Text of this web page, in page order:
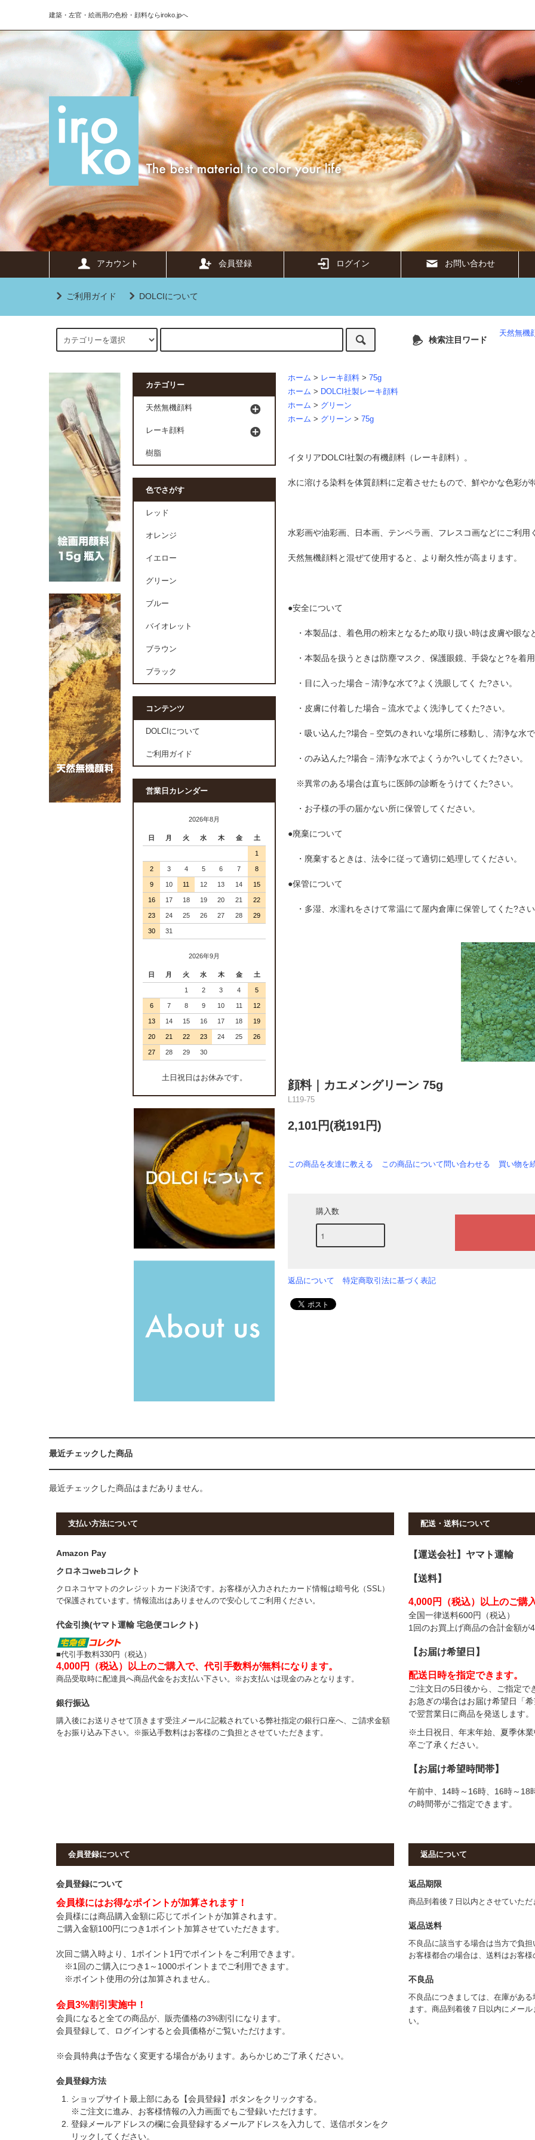
建築・左官・絵画用の色粉・顔料ならiroko.jpへ
アカウント 会員登録 ログイン お問い合わせ
ご利用ガイド DOLCIについて
検索注目ワード
天然無機
ホーム > レーキ顔料 > 75g
ホーム > DOLCI社製レーキ顔料
ホーム > グリーン
ホーム > グリーン > 75g
イタリアDOLCI社製の有機顔料（レーキ顔料）。
水に溶ける染料を体質顔料に定着させたもので、鮮やかな色彩が
水彩画や油彩画、日本画、テンペラ画、フレスコ画などにご利用
天然無機顔料と混ぜて使用すると、より耐久性が高まります。
●安全について
・本製品は、着色用の粉末となるため取り扱い時は皮膚や眼な
・本製品を扱うときは防塵マスク、保護眼鏡、手袋なと?を着
・目に入った場合－清浄な水て?よく洗眼してく た?さい。
・皮膚に付着した場合－流水でよく洗浄してくた?さい。
・吸い込んた?場合－空気のきれいな場所に移動し、清浄な水
・のみ込んた?場合－清浄な水でよくうか?いしてくた?さい。
※異常のある場合は直ちに医師の診断をうけてくた?さい。
・お子様の手の届かない所に保管してください。
●廃棄について
・廃棄するときは、法令に従って適切に処理してください。
●保管について
・多湿、水濡れをさけて常温にて屋内倉庫に保管してくた?さ
顔料｜カエメングリーン 75g
L119-75
2,101円(税191円)
この商品を友達に教える この商品について問い合わせる 買い物を
購入数
返品について 特定商取引法に基づく表記
カテゴリー
天然無機顔料
レーキ顔料
樹脂
色でさがす
レッド
オレンジ
イエロー
グリーン
ブルー
バイオレット
ブラウン
ブラック
コンテンツ
DOLCIについて
ご利用ガイド
営業日カレンダー
2026年8月
日 月 火 水 木 金 土
1
2 3 4 5 6 7 8
9 10 11 12 13 14 15
16 17 18 19 20 21 22
23 24 25 26 27 28 29
30 31
2026年9月
日 月 火 水 木 金 土
1 2 3 4 5
6 7 8 9 10 11 12
13 14 15 16 17 18 19
20 21 22 23 24 25 26
27 28 29 30
土日祝日はお休みです。
最近チェックした商品
最近チェックした商品はまだありません。
支払い方法について
Amazon Pay
クロネコwebコレクト
クロネコヤマトのクレジットカード決済です。お客様が入力されたカード情報は暗号化（SSL）
で保護されています。情報流出はありませんので安心してご利用ください。
代金引換(ヤマト運輸 宅急便コレクト)
■代引手数料330円（税込）
4,000円（税込）以上のご購入で、代引手数料が無料になります。
商品受取時に配達員へ商品代金をお支払い下さい。※お支払いは現金のみとなります。
銀行振込
購入後にお送りさせて頂きます受注メールに記載されている弊社指定の銀行口座へ、ご請求金額
をお振り込み下さい。※振込手数料はお客様のご負担とさせていただきます。
配送・送料について
【運送会社】ヤマト運輸
【送料】
4,000円（税込）以上のご購
全国一律送料600円（税込）
1回のお買上げ商品の合計金額
【お届け希望日 】
配送日時を指定できます。
ご注文日の5日後から、ご指定で
お急ぎの場合はお届け希望日「
で翌営業日に商品を発送します。
※土日祝日、年末年始、夏季休
卒ご了承ください。
【お届け希望時間帯】
午前中、14時～16時、16時～18
の時間帯がご指定できます。
会員登録について
会員登録について
会員様にはお得なポイントが加算されます！
会員様には商品購入金額に応じてポイントが加算されます。
ご購入金額100円につき1ポイント加算させていただきます。
次回ご購入時より、1ポイント1円でポイントをご利用できます。
※1回のご購入につき1～1000ポイントまでご利用できます。
※ポイント使用の分は加算されません。
会員3%割引実施中！
会員になると全ての商品が、販売価格の3%割引になります。
会員登録して、ログインすると会員価格がご覧いただけます。
※会員特典は予告なく変更する場合があります。あらかじめご了承ください。
会員登録方法
ショップサイト最上部にある【会員登録】ボタンをクリックする。
※ご注文に進み、お客様情報の入力画面でもご登録いただけます。
登録メールアドレスの欄に会員登録するメールアドレスを入力して、送信ボタンをク
リックしてください。
返品について
返品期限
商品到着後７日以内とさせていた
返品送料
不良品に該当する場合は当方で負担
お客様都合の場合は、送料はお客
不良品
不良品につきましては、在庫があ
ます。商品到着後７日以内にメー
い。